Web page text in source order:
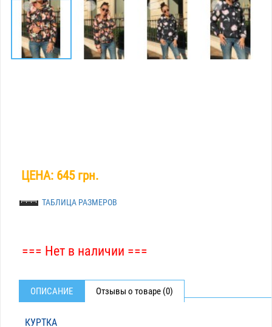
ЦЕНА: 645 грн.
ТАБЛИЦА РАЗМЕРОВ
=== Нет в наличии ===
ОПИСАНИЕ Отзывы о товаре (0)
КУРТКА